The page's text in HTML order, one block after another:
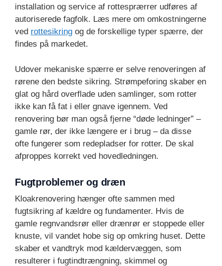
installation og service af rottesprærrer udføres af
autoriserede fagfolk. Læs mere om omkostningerne
ved rottesikring og de forskellige typer spærre, der
findes på markedet.
Udover mekaniske spærre er selve renoveringen af
rørene den bedste sikring. Strømpeforing skaber en
glat og hård overflade uden samlinger, som rotter
ikke kan få fat i eller gnave igennem. Ved
renovering bør man også fjerne “døde ledninger” –
gamle rør, der ikke længere er i brug – da disse
ofte fungerer som redepladser for rotter. De skal
afproppes korrekt ved hovedledningen.
Fugtproblemer og dræn
Kloakrenovering hænger ofte sammen med
fugtsikring af kældre og fundamenter. Hvis de
gamle regnvandsrør eller drænrør er stoppede eller
knuste, vil vandet hobe sig op omkring huset. Dette
skaber et vandtryk mod kældervæggen, som
resulterer i fugtindtrængning, skimmel og